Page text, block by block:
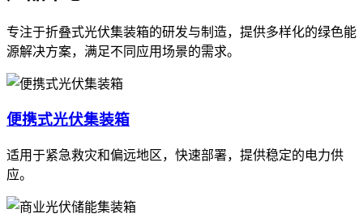
专注于折叠式光伏集装箱的研发与制造，提供多样化的绿色能
源解决方案，满足不同应用场景的需求。
便携式光伏集装箱
适用于紧急救灾和偏远地区，快速部署，提供稳定的电力供
应。